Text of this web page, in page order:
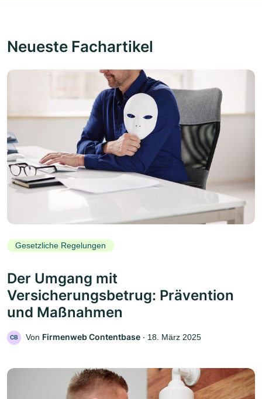
Neueste Fachartikel
Gesetzliche Regelungen
Der Umgang mit
Versicherungsbetrug: Prävention
und Maßnahmen
CB Von Firmenweb Contentbase ‧ 18. März 2025